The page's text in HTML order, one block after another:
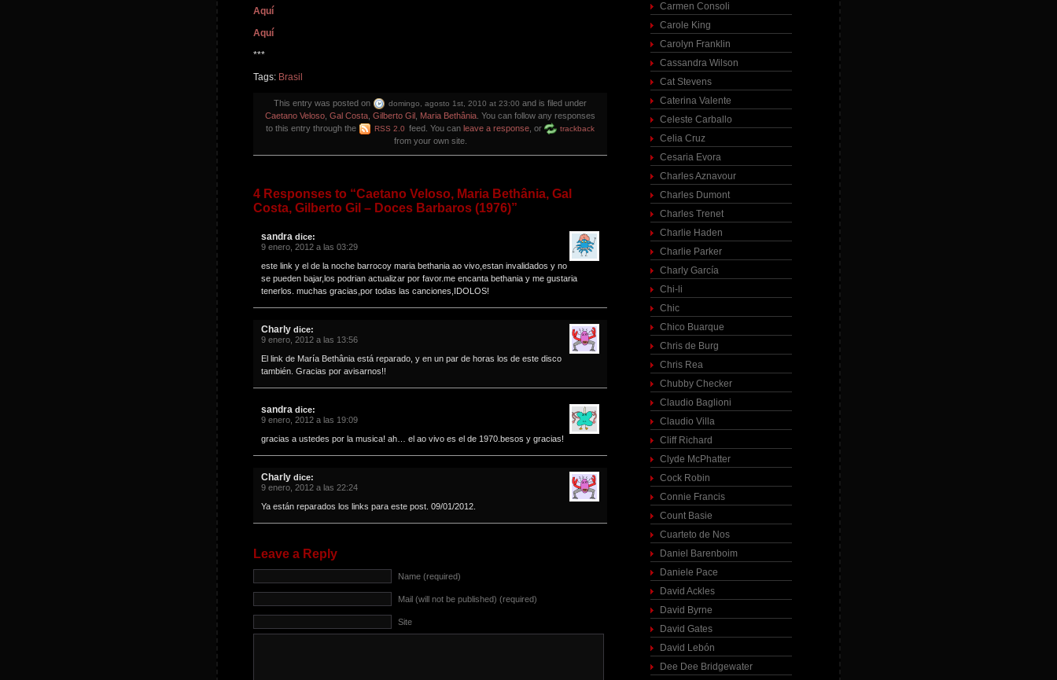
Aquí
Aquí
***
Tags: Brasil
This entry was posted on domingo, agosto 1st, 2010 at 23:00 and is filed under
Caetano Veloso Gal Costa Gilberto Gil Maria Bethânia . You can follow any responses
to this entry through the
RSS 2.0 feed. You can leave a response , or trackback
from your own site.
4 Responses to “Caetano Veloso, Maria Bethânia, Gal
Costa, Gilberto Gil – Doces Barbaros (1976)”
sandra dice:
9 enero, 2012 a las 03:29
este link y el de la noche barrocoy maria bethania ao vivo,estan invalidados y no
se pueden bajar,los podrian actualizar por favor.me encanta bethania y me gustaria
tenerlos. muchas gracias,por todas las canciones,IDOLOS!
Charly dice:
9 enero, 2012 a las 13:56
El link de María Bethânia está reparado, y en un par de horas los de este disco
también. Gracias por avisarnos!!
sandra dice:
9 enero, 2012 a las 19:09
gracias a ustedes por la musica! ah… el ao vivo es el de 1970.besos y gracias!
Charly dice:
9 enero, 2012 a las 22:24
Ya están reparados los links para este post. 09/01/2012.
Leave a Reply
Name (required)
Mail (will not be published) (required)
Site
Carmen Consoli
Carole King
Carolyn Franklin
Cassandra Wilson
Cat Stevens
Caterina Valente
Celeste Carballo
Celia Cruz
Cesaria Evora
Charles Aznavour
Charles Dumont
Charles Trenet
Charlie Haden
Charlie Parker
Charly García
Chi-li
Chic
Chico Buarque
Chris de Burg
Chris Rea
Chubby Checker
Claudio Baglioni
Claudio Villa
Cliff Richard
Clyde McPhatter
Cock Robin
Connie Francis
Count Basie
Cuarteto de Nos
Daniel Barenboim
Daniele Pace
David Ackles
David Byrne
David Gates
David Lebón
Dee Dee Bridgewater